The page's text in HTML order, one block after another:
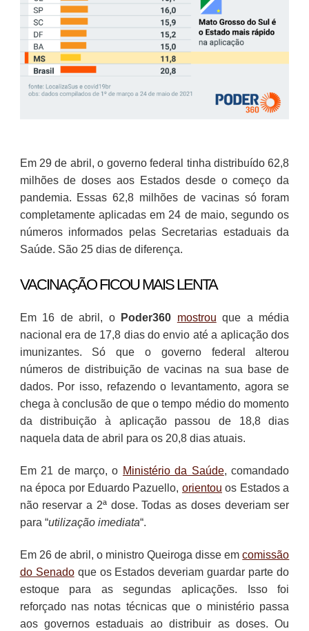
Em 29 de abril, o governo federal tinha distribuído 62,8
milhões de doses aos Estados desde o começo da
pandemia. Essas 62,8 milhões de vacinas só foram
completamente aplicadas em 24 de maio, segundo os
números informados pelas Secretarias estaduais da
Saúde. São 25 dias de diferença.
VACINAÇÃO FICOU MAIS LENTA
Em 16 de abril, o Poder360 mostrou que a média
nacional era de 17,8 dias do envio até a aplicação dos
imunizantes. Só que o governo federal alterou
números de distribuição de vacinas na sua base de
dados. Por isso, refazendo o levantamento, agora se
chega à conclusão de que o tempo médio do momento
da distribuição à aplicação passou de 18,8 dias
naquela data de abril para os 20,8 dias atuais.
Em 21 de março, o Ministério da Saúde, comandado
na época por Eduardo Pazuello, orientou os Estados a
não reservar a 2ª dose. Todas as doses deveriam ser
para “utilização imediata“.
Em 26 de abril, o ministro Queiroga disse emcomissão
do Senadoque os Estados deveriam guardar parte do
estoque para as segundas aplicações. Isso foi
reforçado nas notas técnicas que o ministério passa
aos governos estaduais ao distribuir as doses. Ou